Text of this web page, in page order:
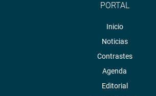
PORTAL
Inicio
Noticias
Contrastes
Agenda
Editorial